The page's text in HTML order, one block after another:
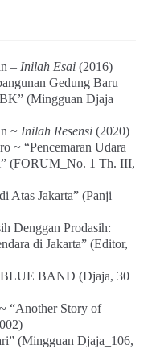
– Inilah Esai(2016)
Gedung Baru
(Mingguan Djaja
~ Inilah Resensi(2020)
~ “Pencemaran Udara
(FORUM_No. 1 Th. III,
Atas Jakarta” (Panji
Denggan Prodasih:
di Jakarta” (Editor,
BAND (Djaja, 30
“Another Story of
(Mingguan Djaja_106,